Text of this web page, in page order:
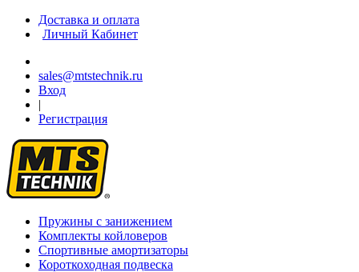
Доставка и оплата
Личный Кабинет
sales@mtstechnik.ru
Вход
|
Регистрация
Пружины с занижением
Комплекты койловеров
Спортивные амортизаторы
Короткоходная подвеска